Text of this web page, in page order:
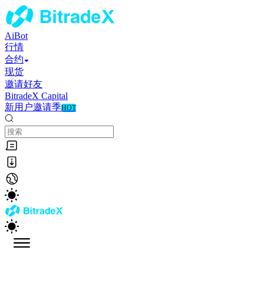
AiBot
行情
合约
现货
邀请好友
BitradeX Capital
新用户邀请季HOT